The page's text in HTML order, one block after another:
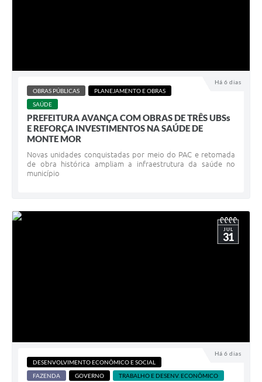
Há 6 dias
OBRAS PÚBLICAS
PLANEJAMENTO E OBRAS
SAÚDE
PREFEITURA AVANÇA COM OBRAS DE TRÊS UBSs
E REFORÇA INVESTIMENTOS NA SAÚDE DE
MONTE MOR
Novas unidades conquistadas por meio do PAC e retomada
de obra histórica ampliam a infraestrutura da saúde no
município
Há 6 dias
JUL
31
DESENVOLVIMENTO ECONÔMICO E SOCIAL
FAZENDA
GOVERNO TRABALHO E DESENV. ECONÔMICO